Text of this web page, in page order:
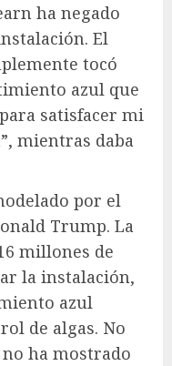
ha negado
El
tocó
azul que
satisfacer mi
mientras daba
por el
Trump. La
millones de
la instalación,
azul
de algas. No
ha mostrado